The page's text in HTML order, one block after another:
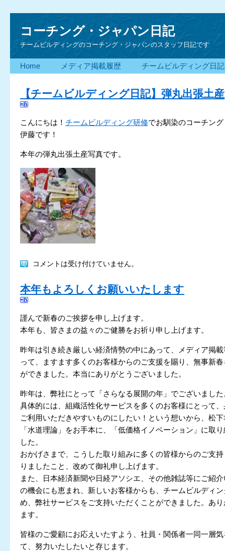
コーチング・ジャパン日記
チームビルディングのコーチング・ジャパンのスタッフ日記です
Home メディア掲載履歴 チームビルディング日記
【チームビルディング日記】弾丸出張土産
こんにちは！ チームビルディング研修でお馴染のコーチン
伊藤です！
本年の弾丸出張土産写真です。
コメントは受け付けていません。
本年もよろしくお願いいたします
謹んで新春のご挨拶を申し上げます。
本年も、皆さまの益々のご健勝をお祈り申し上げます。
昨年は引き続き厳しい経済情勢の中にあって、メディア掲
って、ますます多くのお客様からのご支援を賜り、無事新
ができました。本当にありがとうございました。
昨年は、弊社にとって「さらなる展開の年」でございました
具体的には、組織活性化サービスを多くのお客様にとって
ご利用いただきやすいものにしたい！という想いから、松
「水道理論」をお手本に、「低価格イノベーション」に取
した。
おかげさまで、こうした取り組みに多くの皆様からのご支
りましたこと、改めて御礼申し上げます。
また、日本経済新聞や日経アソシエ、その他雑誌等にご紹
の機会にも恵まれ、新しいお客様からも、チームビルディ
め、弊社サービスをご支持いただくことができました。あ
ます。
皆様のご愛顧にお応えいたすよう、社員・関係者一同一層
て、努力いたしたいと存じます。